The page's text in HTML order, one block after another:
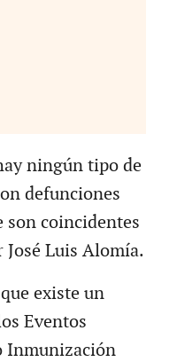
ningún tipo de
defunciones
son coincidentes
José Luis Alomía.
existe un
Eventos
Inmunización